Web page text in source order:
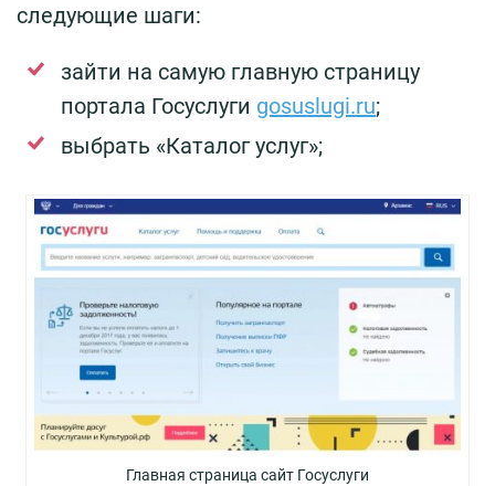
следующие шаги:
зайти на самую главную страницу
портала Госуслуги gosuslugi.ru;
выбрать «Каталог услуг»;
Главная страница сайт Госуслуги